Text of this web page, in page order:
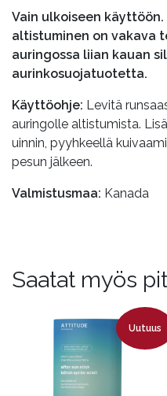
Vain ulkoiseen
altistuminen on vakava
auringossa liian kauan
aurinkosuojatuotetta.
Käyttöohje: Levitä
auringolle altistumista.
uinnin, pyyhkeellä
pesun jälkeen.
Valmistusmaa: Kanada
Saatat myös
Uutuus